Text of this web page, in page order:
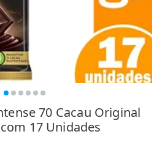
70 Cacau Original
17 Unidades